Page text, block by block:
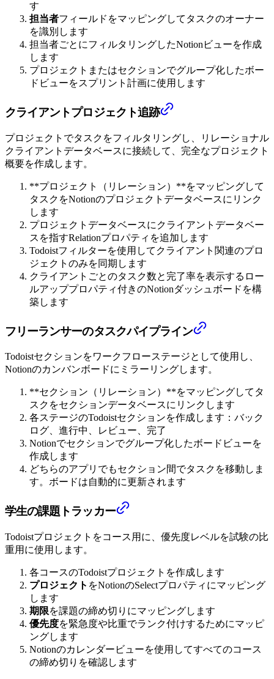
す
担当者フィールドをマッピングしてタスクのオーナー
を識別します
担当者ごとにフィルタリングしたNotionビューを作成
します
プロジェクトまたはセクションでグループ化したボー
ドビューをスプリント計画に使用します
クライアントプロジェクト追跡
プロジェクトでタスクをフィルタリングし、リレーショナル
クライアントデータベースに接続して、完全なプロジェクト
概要を作成します。
**プロジェクト（リレーション）**をマッピングして
タスクをNotionのプロジェクトデータベースにリンク
します
プロジェクトデータベースにクライアントデータベー
スを指すRelationプロパティを追加します
Todoistフィルターを使用してクライアント関連のプロ
ジェクトのみを同期します
クライアントごとのタスク数と完了率を表示するロー
ルアッププロパティ付きのNotionダッシュボードを構
築します
フリーランサーのタスクパイプライン
Todoistセクションをワークフローステージとして使用し、
Notionのカンバンボードにミラーリングします。
**セクション（リレーション）**をマッピングしてタ
スクをセクションデータベースにリンクします
各ステージのTodoistセクションを作成します：バック
ログ、進行中、レビュー、完了
Notionでセクションでグループ化したボードビューを
作成します
どちらのアプリでもセクション間でタスクを移動しま
す。ボードは自動的に更新されます
学生の課題トラッカー
Todoistプロジェクトをコース用に、優先度レベルを試験の比
重用に使用します。
各コースのTodoistプロジェクトを作成します
プロジェクト をNotionのSelectプロパティにマッピング
します
期限を課題の締め切りにマッピングします
優先度を緊急度や比重でランク付けするためにマッピ
ングします
Notionのカレンダービューを使用してすべてのコース
の締め切りを確認します